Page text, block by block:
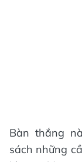
Bàn thắng
sách những